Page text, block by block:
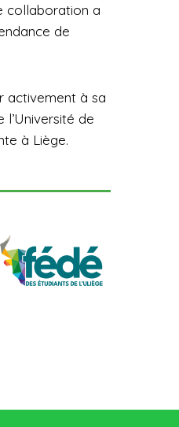
collaboration a
de
activement à sa
de
à Liège.